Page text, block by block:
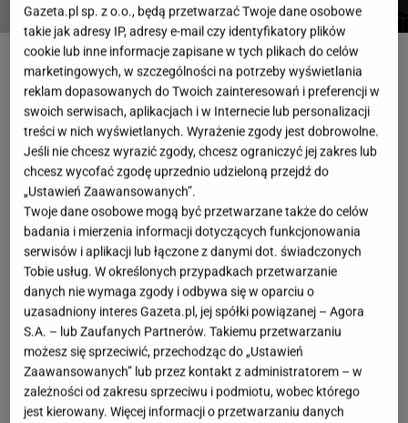
OlegDoroshin, fot. shutterstock/autor
Kawa to napój, który zyskał miano ulubionego dla
milionów ludzi na całym świecie. Niezależnie od
tego, czy pijemy ją rano, po obiedzie, czy w
towarzystwie przyjaciół, każdy sposób parzenia ma
swój niepowtarzalny urok i charakter. Dziś kawa to
już nie tylko napój, ale także sztuka, od
odpowiedniego mielenia ziaren, przez wybór
odpowiedniego ekspresu, aż po technikę parzenia.
Poznaj najpopularniejsze metody parzenia kawy i
urządzenia, które pomogą Ci uzyskać doskonały
smak.
Tradycyjne metody parzenia kawy
Gazeta.pl sp. z o.o., będą przetwarzać Twoje dane osobowe
takie jak adresy IP, adresy e-mail czy identyfikatory plików
cookie lub inne informacje zapisane w tych plikach do celów
marketingowych, w szczególności na potrzeby wyświetlania
reklam dopasowanych do Twoich zainteresowań i preferencji w
swoich serwisach, aplikacjach i w Internecie lub personalizacji
treści w nich wyświetlanych. Wyrażenie zgody jest dobrowolne.
Jeśli nie chcesz wyrazić zgody, chcesz ograniczyć jej zakres lub
chcesz wycofać zgodę uprzednio udzieloną przejdź do
„Ustawień Zaawansowanych”.
Twoje dane osobowe mogą być przetwarzane także do celów
badania i mierzenia informacji dotyczących funkcjonowania
serwisów i aplikacji lub łączone z danymi dot. świadczonych
Tobie usług. W określonych przypadkach przetwarzanie
danych nie wymaga zgody i odbywa się w oparciu o
uzasadniony interes Gazeta.pl, jej spółki powiązanej – Agora
S.A. – lub Zaufanych Partnerów. Takiemu przetwarzaniu
możesz się sprzeciwić, przechodząc do „Ustawień
Zaawansowanych” lub przez kontakt z administratorem – w
zależności od zakresu sprzeciwu i podmiotu, wobec którego
jest kierowany. Więcej informacji o przetwarzaniu danych